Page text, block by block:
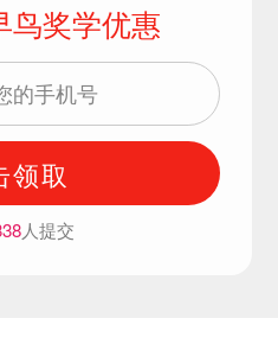
鸟奖学优惠
领取
人提交